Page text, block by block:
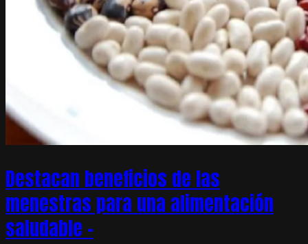
Destacan beneficios de las
menestras para una alimentación
saludable –